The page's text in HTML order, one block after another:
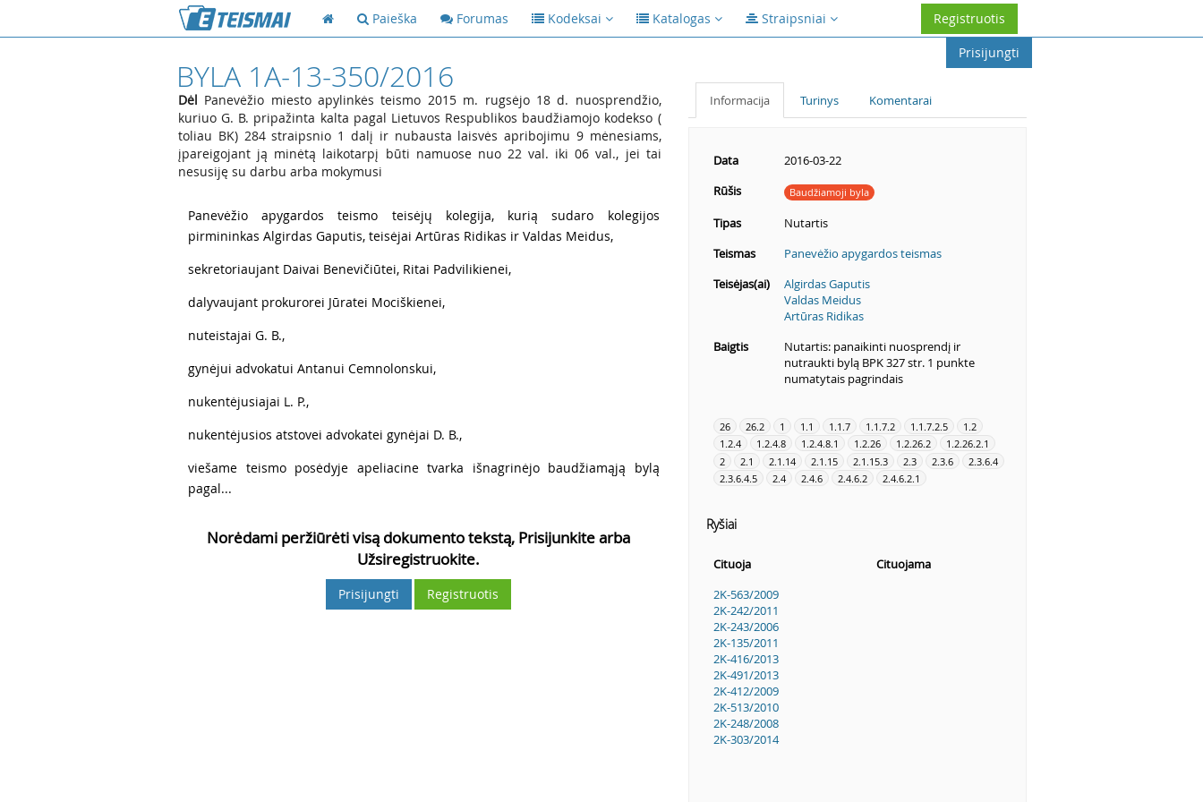
Paieška Forumas Kodeksai Katalogas Straipsniai
Registruotis
Prisijungti
BYLA 1A-13-350/2016
Dėl Panevėžio miesto apylinkės teismo 2015 m. rugsėjo 18 d. nuosprendžio,
kuriuo G. B. pripažinta kalta pagal Lietuvos Respublikos baudžiamojo kodekso (
toliau BK) 284 straipsnio 1 dalį ir nubausta laisvės apribojimu 9 mėnesiams,
įpareigojant ją minėtą laikotarpį būti namuose nuo 22 val. iki 06 val., jei tai
nesusiję su darbu arba mokymusi
Panevėžio apygardos teismo teisėjų kolegija, kurią sudaro kolegijos
pirmininkas Algirdas Gaputis, teisėjai Artūras Ridikas ir Valdas Meidus,
sekretoriaujant Daivai Benevičiūtei, Ritai Padvilikienei,
dalyvaujant prokurorei Jūratei Mociškienei,
nuteistajai G. B.,
gynėjui advokatui Antanui Cemnolonskui,
nukentėjusiajai L. P.,
nukentėjusios atstovei advokatei gynėjai D. B.,
viešame teismo posėdyje apeliacine tvarka išnagrinėjo baudžiamąją bylą
pagal...
Norėdami peržiūrėti visą dokumento tekstą, Prisijunkite arba
Užsiregistruokite.
Prisijungti Registruotis
Informacija Turinys Komentarai
Data
2016-03-22
Rūšis
Baudžiamoji byla
Tipas
Nutartis
Teismas
Panevėžio apygardos teismas
Teisėjas(ai)
Algirdas Gaputis
Valdas Meidus
Artūras Ridikas
Baigtis
Nutartis: panaikinti nuosprendį ir
nutraukti bylą BPK 327 str. 1 punkte
numatytais pagrindais
26 26.2 1 1.1 1.1.7 1.1.7.2 1.1.7.2.5
1.2
1.2.4
1.2.4.8 1.2.4.8.1 1.2.26 1.2.26.2
1.2.26.2.1
2
2.1 2.1.14 2.1.15 2.1.15.3 2.3 2.3.6
2.3.6.4
2.3.6.4.5
2.4 2.4.6 2.4.6.2 2.4.6.2.1
Ryšiai
Cituoja
Cituojama
2K-563/2009
2K-242/2011
2K-243/2006
2K-135/2011
2K-416/2013
2K-491/2013
2K-412/2009
2K-513/2010
2K-248/2008
2K-303/2014